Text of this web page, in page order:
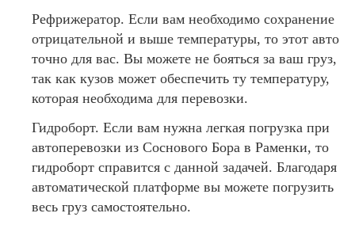
Рефрижератор. Если вам необходимо сохранение
отрицательной и выше температуры, то этот авто
точно для вас. Вы можете не бояться за ваш груз,
так как кузов может обеспечить ту температуру,
которая необходима для перевозки.
Гидроборт. Если вам нужна легкая погрузка при
автоперевозки из Соснового Бора в Раменки, то
гидроборт справится с данной задачей. Благодаря
автоматической платформе вы можете погрузить
весь груз самостоятельно.